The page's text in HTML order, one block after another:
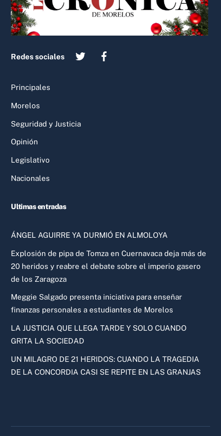
Redes sociales
Principales
Morelos
Seguridad y Justicia
Opinión
Legislativo
Nacionales
Ultimas entradas
ÁNGEL AGUIRRE YA DURMIÓ EN ALMOLOYA
Explosión de pipa de Tomza en Cuernavaca deja más de
20 heridos y reabre el debate sobre el imperio gasero
de los Zaragoza
Meggie Salgado presenta iniciativa para enseñar
finanzas personales a estudiantes de Morelos
LA JUSTICIA QUE LLEGA TARDE Y SOLO CUANDO
GRITA LA SOCIEDAD
UN MILAGRO DE 21 HERIDOS: CUANDO LA TRAGEDIA
DE LA CONCORDIA CASI SE REPITE EN LAS GRANJAS